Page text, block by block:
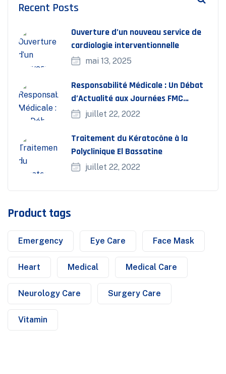
Recent Posts
Ouverture d’un nouveau service de
cardiologie interventionnelle
mai 13, 2025
Responsabilité Médicale : Un Débat
d’Actualité aux Journées FMC
Bassatine
juillet 22, 2022
Traitement du Kératocône à la
Polyclinique El Bassatine
juillet 22, 2022
Product tags
Emergency Eye Care Face Mask
Heart Medical Medical Care
Neurology Care Surgery Care
Vitamin